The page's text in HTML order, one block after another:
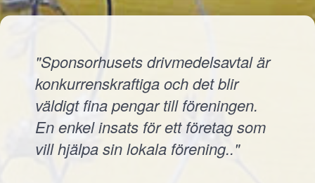
"Sponsorhusets drivmedelsavtal är
konkurrenskraftiga och det blir
väldigt fina pengar till föreningen.
En enkel insats för ett företag som
vill hjälpa sin lokala förening.."